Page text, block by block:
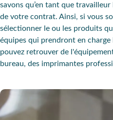
savons qu’en tant que
de votre contrat. Ainsi, si vous
sélectionner le ou les produits
équipes qui prendront en
pouvez retrouver de
bureau, des imprimantes